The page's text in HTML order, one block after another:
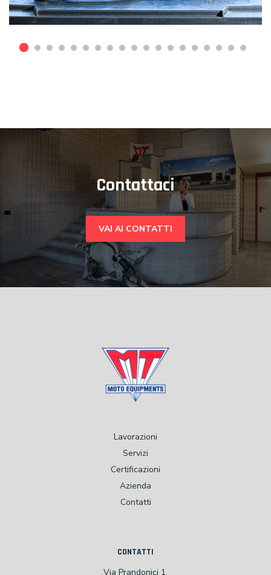
Contattaci
VAI AI CONTATTI
Lavorazioni
Servizi
Certificazioni
Azienda
Contatti
CONTATTI
Via Prandonici 1,